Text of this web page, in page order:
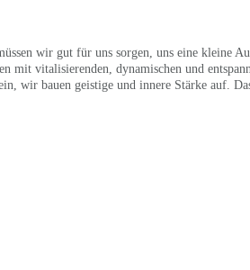
wir gut für uns sorgen, uns eine kleine
mit vitalisierenden, dynamischen und
wir bauen geistige und innere Stärke auf.